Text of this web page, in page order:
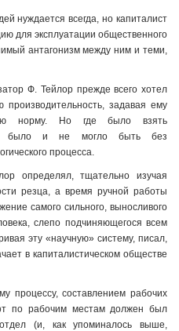
нуждается всегда, но капиталист
для эксплуатации общественного
антагонизм между ним и теми,
Ф. Тейлор прежде всего хотел
производительность, задавая ему
норму. Но где было взять
было и не могло быть без
процесса.
определял, тщательно изучая
резца, а время ручной работы
самого сильного, выносливого
слепо подчиняющегося всем
эту «научную» систему, писал,
в капиталистическом обществе
процессу, составлением рабочих
по рабочим местам должен был
(и, как упоминалось выше,